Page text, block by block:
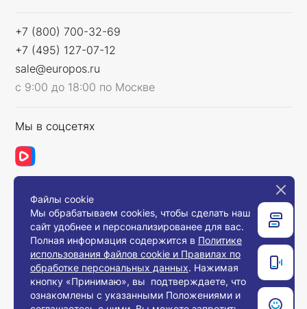
+7 (800) 700-32-69
+7 (495) 127-07-12
sale@europos.ru
с 9:00 до 18:00 по Москве
Мы в соцсетях
Связаться с нами
© 2008-2026, Компания «Европос Групп». Все
права защищены.
Все товары предназначены для продажи
юридическим лицам и индивидуальным
Файлы cookie
Мы обрабатываем cookies, чтобы сделать наш
сайт удобнее и персонализированее для вас.
Полная информация содержится в Политике
использования файлов cookie и Правилах по
обработке персональных данных. Нажимая
кнопку «Принимаю», вы подтверждаете, что
ознакомлены с указанными Положениями и